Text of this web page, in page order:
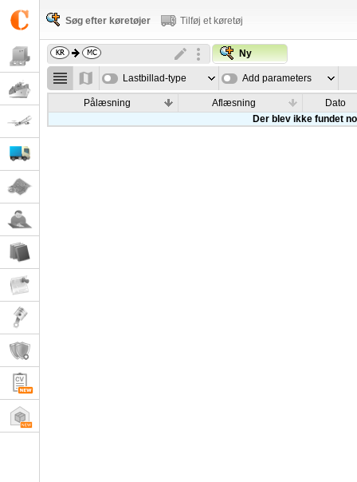
Søg efter køretøjer Tilføj et køretøj
Ny
Lastbillad-type Add parameters
Pålæsning Aflæsning
Dato
Der blev ikke fundet